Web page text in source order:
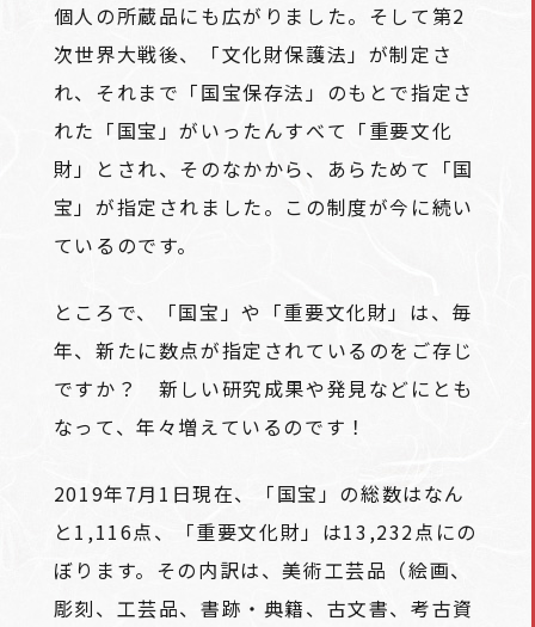
個人の所蔵品にも広がりました。そして第2
次世界大戦後、「文化財保護法」が制定さ
れ、それまで「国宝保存法」のもとで指定さ
れた「国宝」がいったんすべて「重要文化
財」とされ、そのなかから、あらためて「国
宝」が指定されました。この制度が今に続い
ているのです。
ところで、「国宝」や「重要文化財」は、毎
年、新たに数点が指定されているのをご存じ
ですか？ 新しい研究成果や発見などにとも
なって、年々増えているのです！
2019年7月1日現在、「国宝」の総数はなん
と1,116点、「重要文化財」は13,232点にの
ぼります。その内訳は、美術工芸品（絵画、
彫刻、工芸品、書跡・典籍、古文書、考古資